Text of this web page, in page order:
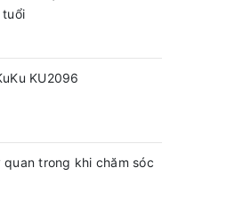
tuổi
KU2096
trong khi chăm sóc